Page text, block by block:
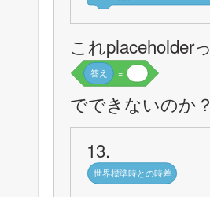
これplaceholder
答え =
でできないのか
13.
世界標準時との時差